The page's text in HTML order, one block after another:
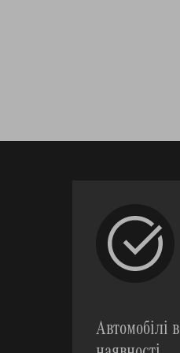
Автомобілі в